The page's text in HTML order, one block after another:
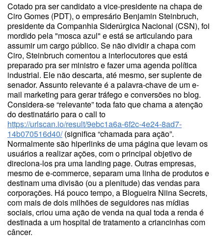
Cotado pra ser candidato a vice-presidente na chapa de
Ciro Gomes (PDT), o empresário Benjamin Steinbruch,
presidente da Companhia Siderúrgica Nacional (CSN), foi
mordido pela "mosca azul" e está se articulando para
assumir um cargo público. Se não dividir a chapa com
Ciro, Steinbruch comentou a interlocutores que está
preparado pra ser ministro e fazer uma agenda política
industrial. Ele não descarta, até mesmo, ser suplente de
senador. Assunto relevante é a palavra-chave de um e-
mail marketing para gerar tráfego e conversões no blog.
Considera-se “relevante” toda fato que chama a atenção
do destinatário para o call to
https://urlscan.io/result/9ebc1a6a-6f2c-4e24-8ad7-
14b070516d40/(significa “chamada para ação”.
Normalmente são hiperlinks de uma página que levam os
usuários a realizar ações, com o principal objetivo de
direciona-los pra uma landing page. Outras empresas,
mesmo de e-commerce, separam uma linha de produtos e
destinam uma divisão (ou a plenitude) das vendas para
corporações. Há pouco tempo, a Blogueira Niina Secrets,
com mais de dois milhões de seguidores nas mídias
sociais, criou uma ação de venda na qual toda a renda é
destinada a um hospital de tratamento a criancinhas com
câncer.